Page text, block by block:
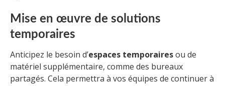
Mise en œuvre de solutions
temporaires
Anticipez le besoin d’espaces temporairesou de
matériel supplémentaire, comme des bureaux
partagés. Cela permettra à vos équipes de continuer à